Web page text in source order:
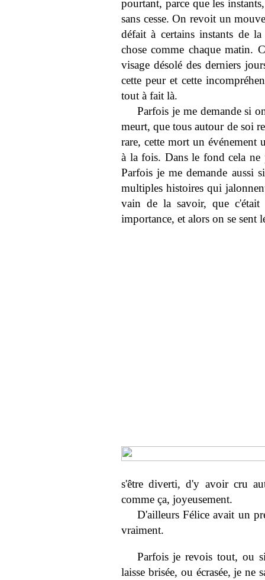
pourtant, parce que les
sans cesse. On revoit un
défait à certains instants de
chose comme chaque matin.
visage désolé des derniers
cette peur et cette
tout à fait là.
Parfois je me demande si
meurt, que tous autour de soi
rare, cette mort un événement
à la fois. Dans le fond cela ne
Parfois je me demande aussi
multiples histoires qui
vain de la savoir, que c'était
importance, et alors on se sent
s'être diverti, d'y avoir cru
comme ça, joyeusement.
D'ailleurs Félice avait un
vraiment.
Parfois je revois tout, ou
laisse brisée, ou écrasée, je ne